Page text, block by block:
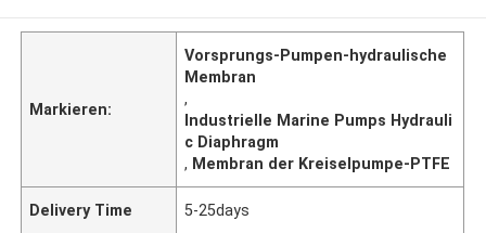
Markieren:
Vorsprungs-Pumpen-hydraulische
Membran
,
Industrielle Marine Pumps Hydrauli
c Diaphragm
, Membran der Kreiselpumpe-PTFE
Delivery Time 5-25days